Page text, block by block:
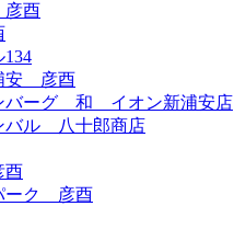
酉
134
安 彦酉
バーグ 和 イオン新浦安店
バル 八十郎商店
ーク 彦酉